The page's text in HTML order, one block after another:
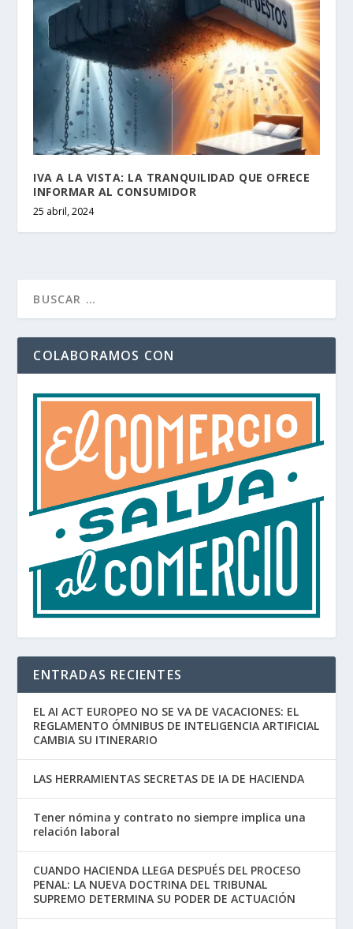
IVA A LA VISTA: LA TRANQUILIDAD QUE OFRECE
INFORMAR AL CONSUMIDOR
25 abril, 2024
COLABORAMOS CON
ENTRADAS RECIENTES
EL AI ACT EUROPEO NO SE VA DE VACACIONES: EL
REGLAMENTO ÓMNIBUS DE INTELIGENCIA ARTIFICIAL
CAMBIA SU ITINERARIO
LAS HERRAMIENTAS SECRETAS DE IA DE HACIENDA
Tener nómina y contrato no siempre implica una
relación laboral
CUANDO HACIENDA LLEGA DESPUÉS DEL PROCESO
PENAL: LA NUEVA DOCTRINA DEL TRIBUNAL
SUPREMO DETERMINA SU PODER DE ACTUACIÓN